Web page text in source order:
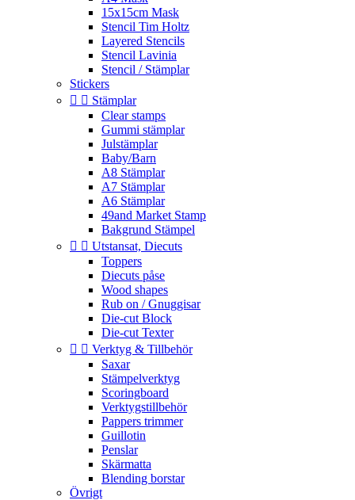
15x15cm Mask
Stencil Tim Holtz
Layered Stencils
Stencil Lavinia
Stencil / Stämplar
Stickers
  Stämplar
Clear stamps
Gummi stämplar
Julstämplar
Baby/Barn
A8 Stämplar
A7 Stämplar
A6 Stämplar
49and Market Stamp
Bakgrund Stämpel
  Utstansat, Diecuts
Toppers
Diecuts påse
Wood shapes
Rub on / Gnuggisar
Die-cut Block
Die-cut Texter
  Verktyg & Tillbehör
Saxar
Stämpelverktyg
Scoringboard
Verktygstillbehör
Pappers trimmer
Guillotin
Penslar
Skärmatta
Blending borstar
Övrigt